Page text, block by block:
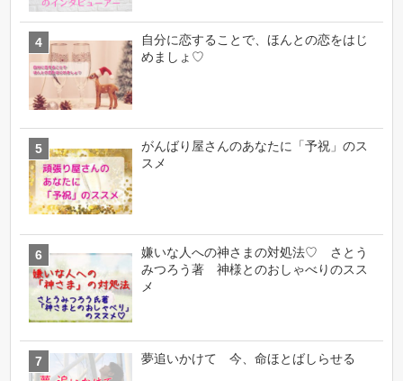
自分に恋することで、ほんとの恋をはじ
めましょ♡
がんばり屋さんのあなたに「予祝」のス
スメ
嫌いな人への神さまの対処法♡ さとう
みつろう著 神様とのおしゃべりのスス
メ
夢追いかけて 今、命ほとばしらせる